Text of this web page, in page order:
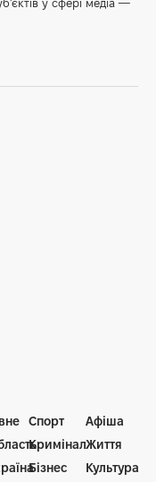
у сфері медіа —
Спорт
Кримінал
Бізнес
Афіша
Життя
Культура